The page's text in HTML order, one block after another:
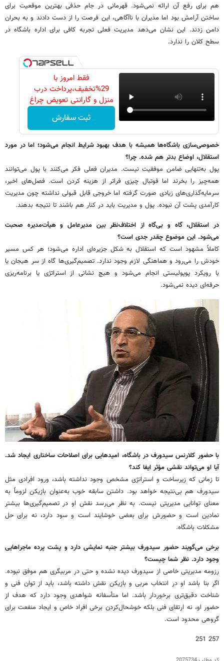
هم برای رفع آن ارائه نمی‌شود. قهرمانی در جام حذفی بهترین موقعیت برای
ساختن آرامش بود اما مدیران با ناآگاهی، این فرصت را از دست دادند و به بحران
دامن زدند. این نشان می‌دهد مدیریت فعلی تجربه کافی برای اداره باشگاه در
سطح کلان را ندارد.
فقط امروز با
29%تخفیف،پرداخت درب
منزل و گارانتی تعویض چراغ
ثبت سفارش
خصوصی‌سازی باشگاه‌ها همیشه با هدف بهبود شرایط انجام می‌شود؛ اما در مورد
استقلال، اوضاع بدتر هم شده. چرا؟
پول به‌تنهایی ضامن موفقیت نیست. مدیران فعلی فکر می‌کنند با پول می‌توانند
همه‌چیز را بخرند اما فوتبال چیزی فراتر از هزینه کردن است. فصل‌های اخیر،
سرمایه‌گذاری‌های زیادی صورت گرفته اما خروجی قابل قبولی نداشته چون مدیریت
کارآمدی پشت آن نبوده. پول و مدیریت باید در کنار هم باشند تا نتیجه بدهند.
در استقلال، گاه و بی‌گاه از اختلاف‌نظر بین مدیرعامل و هیأت‌مدیره صحبت
می‌شود. این موضوع چقدر جدی است؟
کاملاً مشهود است که استقلال به شکل جزیره‌ای اداره می‌شود؛ هر کس مسیر
خودش را می‌رود و هماهنگی لازم وجود ندارد. تصمیم‌گیری‌ها گاه از سر هیجان یا
با رویکرد پوپولیستی انجام می‌شود و هیچ نشانی از استراتژی یا برنامه‌ریزی
حرفه‌ای دیده نمی‌شود.
با حضور کلارنس سیدورف در باشگاه، امیدهایی برای اصلاحات ساختاری ایجاد شد.
آیا او می‌تواند نقشی مؤثر ایفا کند؟
تا زمانی که زیرساخت و استراتژی مشخص وجود نداشته باشد، ورود افرادی مثل
سیدورف هم بی‌نتیجه خواهد بود. داشتن سابقه خوب به‌عنوان بازیکن لزوماً به
معنای توانایی مدیریتی نیست. به نظر می‌رسد نقش او در تصمیم‌گیری‌ها بیشتر
نمادین است و حضورش برای بعضی خوشایند است و سود دارد، نه برای حل
مشکلات باشگاه.
برخی می‌گویند حضور سیدورف بیشتر جنبه نمایشی دارد و پشت پرده ماجراهایی
وجود دارد. نظر شما چیست؟
رزومه مدیریتی خاصی از سیدورف دیده نشده و حتی در مربیگری هم موفق نبوده.
اگر بنا باشد او در انتخاب مربی و بازیکن نقش داشته باشد، باید از توان فنی و
شناخت دقیق‌تری برخوردار باشد. اما متأسفانه شواهدی وجود دارد که هدف از
حضور او، نه ارتقای فنی بلکه خوشحال‌کردن برخی افراد خاص و ایجاد منفعت برای
گروهی محدود است.
257 251